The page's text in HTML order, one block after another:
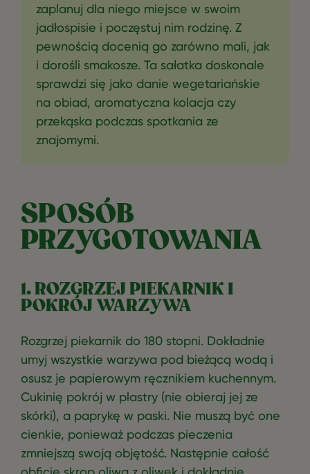
zaplanuj dla niego miejsce w swoim
jadłospisie i poczęstuj nim rodzinę. Z
pewnością docenią go zarówno mali, jak
i dorośli smakosze. Ta sałatka doskonale
sprawdzi się jako danie wegetariańskie
na obiad, aromatyczna kolacja czy
przekąska podczas spotkania ze
znajomymi.
SPOSÓB
PRZYGOTOWANIA
1. ROZGRZEJ PIEKARNIK I
POKRÓJ WARZYWA
Rozgrzej piekarnik do 180 stopni. Dokładnie
umyj wszystkie warzywa pod bieżącą wodą i
osusz je papierowym ręcznikiem kuchennym.
Cukinię pokrój w plastry (nie obieraj jej ze
skórki), a paprykę w paski. Nie muszą być one
cienkie, ponieważ podczas pieczenia
zmniejszą swoją objętość. Następnie całość